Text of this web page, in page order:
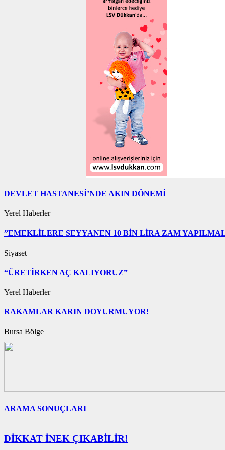
DEVLET HASTANESİ’NDE AKIN DÖNEMİ
Yerel Haberler
”EMEKLİLERE SEYYANEN 10 BİN LİRA ZAM
Siyaset
“ÜRETİRKEN AÇ KALIYORUZ”
Yerel Haberler
RAKAMLAR KARIN DOYURMUYOR!
Bursa Bölge
ARAMA SONUÇLARI
DİKKAT İNEK ÇIKABİLİR!